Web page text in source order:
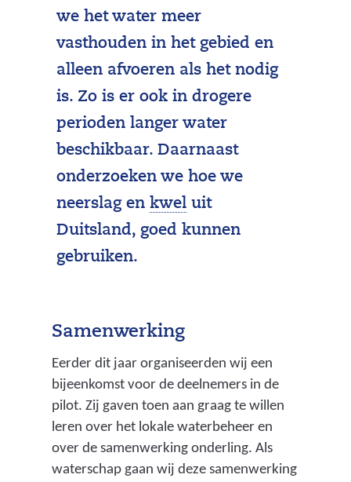
we het water meer
vasthouden in het gebied en
alleen afvoeren als het nodig
is. Zo is er ook in drogere
perioden langer water
beschikbaar. Daarnaast
onderzoeken we hoe we
neerslag en kwel(
u
e
d
n
d
uit
Duitsland, goed kunnen
gebruiken.
Samenwerking
Eerder dit jaar organiseerden wij een
bijeenkomst voor de deelnemers in de
pilot. Zij gaven toen aan graag te willen
leren over het lokale waterbeheer en
over de samenwerking onderling. Als
waterschap gaan wij deze samenwerking